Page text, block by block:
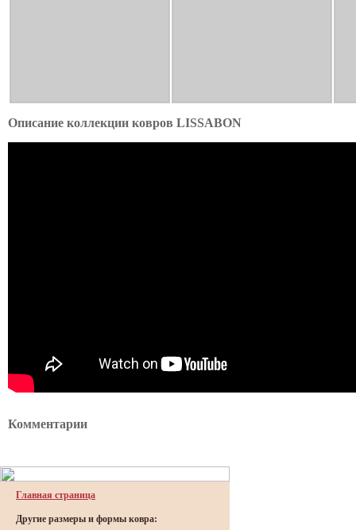
Описание коллекции ковров LISSABON
Комментарии
Главная страница
Другие размеры и формы ковра: